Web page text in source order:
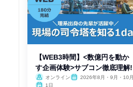
【WEB3時間】<数億円を動か
す企画体験>サブコン徹底理解!
オンライン
2026年8月・9月・10月
1日